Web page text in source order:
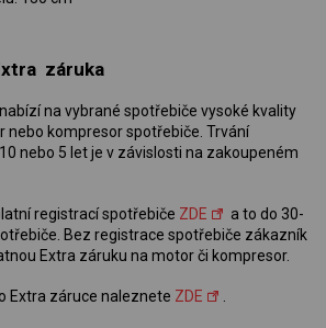
záruka
na vybrané spotřebiče vysoké kvality
nebo kompresor spotřebiče. Trvání
nebo 5 let je v závislosti na zakoupeném
registrací spotřebiče ZDE
a to do 30-
Bez registrace spotřebiče zákazník
Extra záruku na motor či kompresor.
Extra záruce naleznete ZDE